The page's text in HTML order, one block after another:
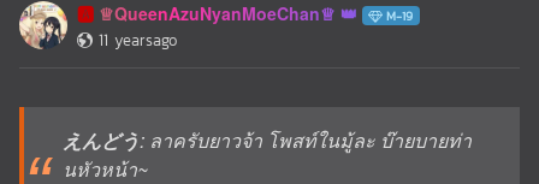
🅰️ ♕QueenAzuNyanMoeChan♕ M-19
11 yearsago
えんどう: ลาครับยาวจ้า โพสท์ในมู้ละ บ๊ายบายท่า
นหัวหน้า~